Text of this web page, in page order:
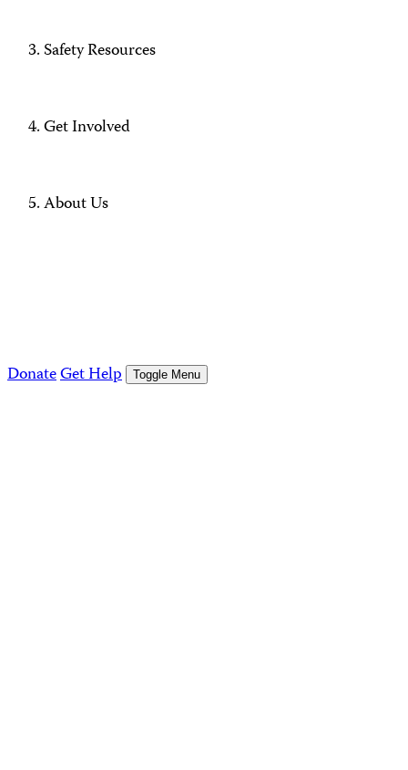
Safety Resources
Get Involved
About Us
DonateGet Help Toggle Menu